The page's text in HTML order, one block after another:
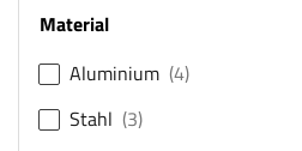
Material
Aluminium 4
Stahl 3